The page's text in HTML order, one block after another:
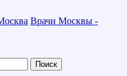
Врачи Москвы -